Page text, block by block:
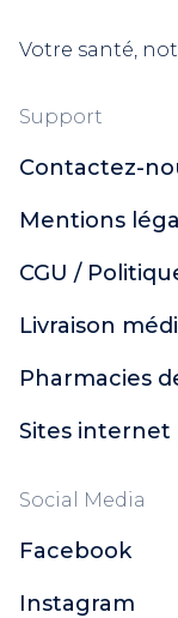
Votre santé,
Support
Contactez-
Mentions
CGU /
Livraison
Pharmacies
Sites internet
Social Media
Facebook
Instagram